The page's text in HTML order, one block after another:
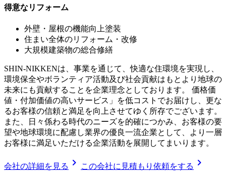
得意なリフォーム
外壁・屋根の機能向上塗装
住まい全体のリフォーム・改修
大規模建築物の総合修繕
SHIN-NIKKENは、事業を通じて、快適な住環境を実現し、
環境保全やボランティア活動及び社会貢献はもとより地球の
未来にも貢献することを企業理念としております。 価格価
値・付加価値の高いサービス」を低コストでお届けし、更な
るお客様の信頼と満足を向上させてゆく所存でございます。
また、日々係わる時代のニーズを的確につかみ、お客様の要
望や地球環境に配慮し業界の優良一流企業として、より一層
お客様に満足いただける企業活動を展開してまいります。
会社の詳細を見る chevron_right この会社に見積もり依頼をする chevron_right